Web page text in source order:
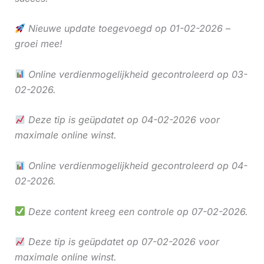
Nieuwe update toegevoegd op 01-02-2026 –
groei mee!
Online verdienmogelijkheid gecontroleerd op 03-
02-2026.
Deze tip is geüpdatet op 04-02-2026 voor
maximale online winst.
Online verdienmogelijkheid gecontroleerd op 04-
02-2026.
Deze content kreeg een controle op 07-02-2026.
Deze tip is geüpdatet op 07-02-2026 voor
maximale online winst.